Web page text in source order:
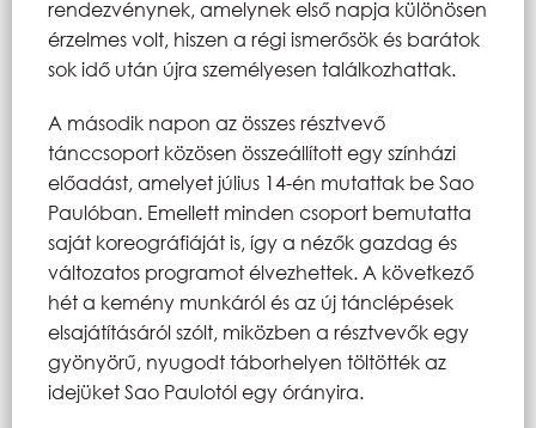
rendezvénynek, amelynek első napja különösen
érzelmes volt, hiszen a régi ismerősök és barátok
sok idő után újra személyesen találkozhattak.
A második napon az összes résztvevő
tánccsoport közösen összeállított egy színházi
előadást, amelyet július 14-én mutattak be Sao
Paulóban. Emellett minden csoport bemutatta
saját koreográfiáját is, így a nézők gazdag és
változatos programot élvezhettek. A következő
hét a kemény munkáról és az új tánclépések
elsajátításáról szólt, miközben a résztvevők egy
gyönyörű, nyugodt táborhelyen töltötték az
idejüket Sao Paulotól egy órányira.